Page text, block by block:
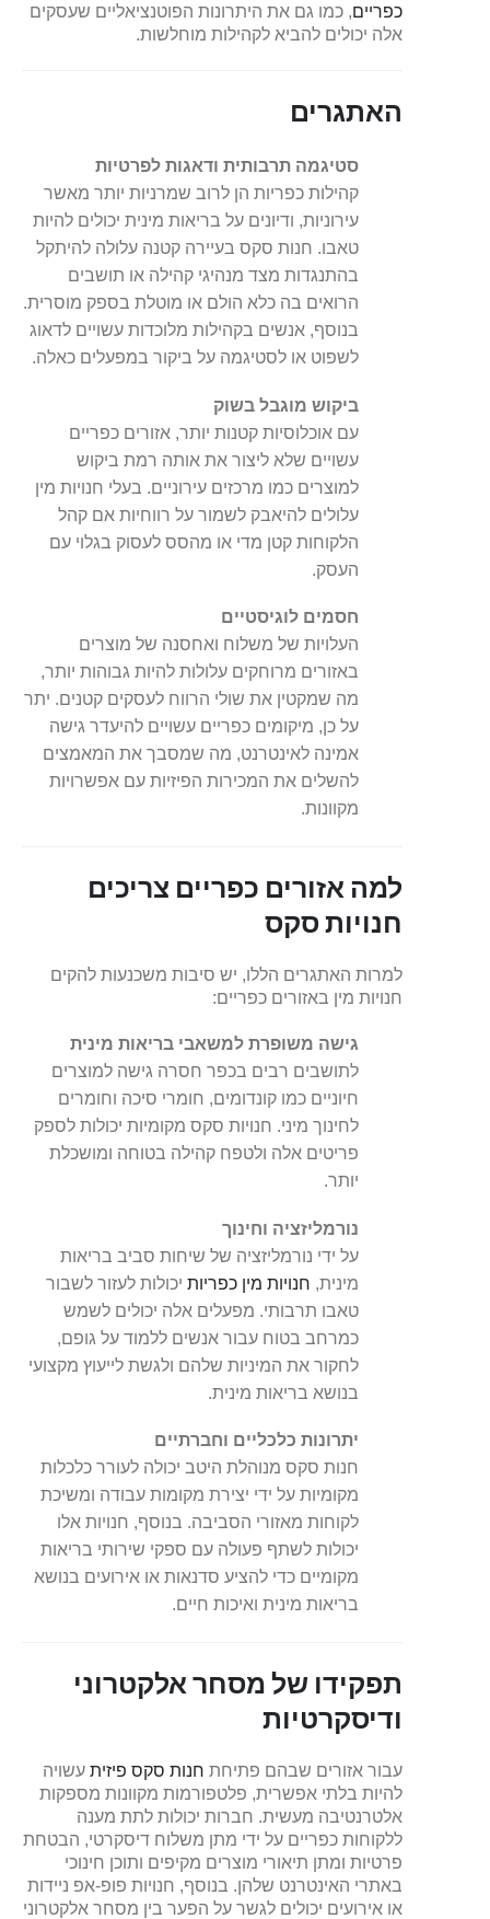
כפריים, כמו גם את היתרונות הפוטנציאליים שעסקים
אלה יכולים להביא לקהילות מוחלשות.
האתגרים
סטיגמה תרבותית ודאגות לפרטיות
קהילות כפריות הן לרוב שמרניות יותר מאשר
עירוניות, ודיונים על בריאות מינית יכולים להיות
טאבו. חנות סקס בעיירה קטנה עלולה להיתקל
בהתנגדות מצד מנהיגי קהילה או תושבים
הרואים בה כלא הולם או מוטלת בספק מוסרית.
בנוסף, אנשים בקהילות מלוכדות עשויים לדאוג
לשפוט או לסטיגמה על ביקור במפעלים כאלה.
ביקוש מוגבל בשוק
עם אוכלוסיות קטנות יותר, אזורים כפריים
עשויים שלא ליצור את אותה רמת ביקוש
למוצרים כמו מרכזים עירוניים. בעלי חנויות מין
עלולים להיאבק לשמור על רווחיות אם קהל
הלקוחות קטן מדי או מהסס לעסוק בגלוי עם
העסק.
חסמים לוגיסטיים
העלויות של משלוח ואחסנה של מוצרים
באזורים מרוחקים עלולות להיות גבוהות יותר,
מה שמקטין את שולי הרווח לעסקים קטנים. יתר
על כן, מיקומים כפריים עשויים להיעדר גישה
אמינה לאינטרנט, מה שמסבך את המאמצים
להשלים את המכירות הפיזיות עם אפשרויות
מקוונות.
למה אזורים כפריים צריכים
חנויות סקס
למרות האתגרים הללו, יש סיבות משכנעות להקים
חנויות מין באזורים כפריים:
גישה משופרת למשאבי בריאות מינית
לתושבים רבים בכפר חסרה גישה למוצרים
חיוניים כמו קונדומים, חומרי סיכה וחומרים
לחינוך מיני. חנויות סקס מקומיות יכולות לספק
פריטים אלה ולטפח קהילה בטוחה ומושכלת
יותר.
נורמליזציה וחינוך
על ידי נורמליזציה של שיחות סביב בריאות
מינית, חנויות מין כפריות יכולות לעזור לשבור
טאבו תרבותי. מפעלים אלה יכולים לשמש
כמרחב בטוח עבור אנשים ללמוד על גופם,
לחקור את המיניות שלהם ולגשת לייעוץ מקצועי
בנושא בריאות מינית.
יתרונות כלכליים וחברתיים
חנות סקס מנוהלת היטב יכולה לעורר כלכלות
מקומיות על ידי יצירת מקומות עבודה ומשיכת
לקוחות מאזורי הסביבה. בנוסף, חנויות אלו
יכולות לשתף פעולה עם ספקי שירותי בריאות
מקומיים כדי להציע סדנאות או אירועים בנושא
בריאות מינית ואיכות חיים.
תפקידו של מסחר אלקטרוני
ודיסקרטיות
עבור אזורים שבהם פתיחת חנות סקס פיזית עשויה
להיות בלתי אפשרית, פלטפורמות מקוונות מספקות
אלטרנטיבה מעשית. חברות יכולות לתת מענה
ללקוחות כפריים על ידי מתן משלוח דיסקרטי, הבטחת
פרטיות ומתן תיאורי מוצרים מקיפים ותוכן חינוכי
באתרי האינטרנט שלהן. בנוסף, חנויות פופ-אפ ניידות
או אירועים יכולים לגשר על הפער בין מסחר אלקטרוני